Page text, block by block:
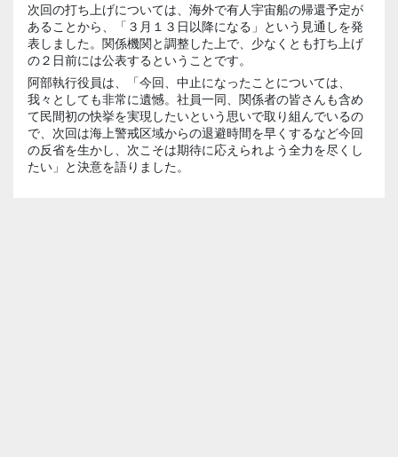
次回の打ち上げについては、海外で有人宇宙船の帰還予定が
あることから、「３月１３日以降になる」という見通しを発
表しました。関係機関と調整した上で、少なくとも打ち上げ
の２日前には公表するということです。
阿部執行役員は、「今回、中止になったことについては、
我々としても非常に遺憾。社員一同、関係者の皆さんも含め
て民間初の快挙を実現したいという思いで取り組んでいるの
で、次回は海上警戒区域からの退避時間を早くするなど今回
の反省を生かし、次こそは期待に応えられよう全力を尽くし
たい」と決意を語りました。